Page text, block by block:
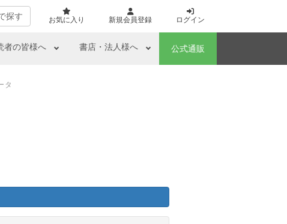
探す お気に入り 新規会員登録 ログイン
者の皆様へ 書店・法人様へ 公式通販
タ